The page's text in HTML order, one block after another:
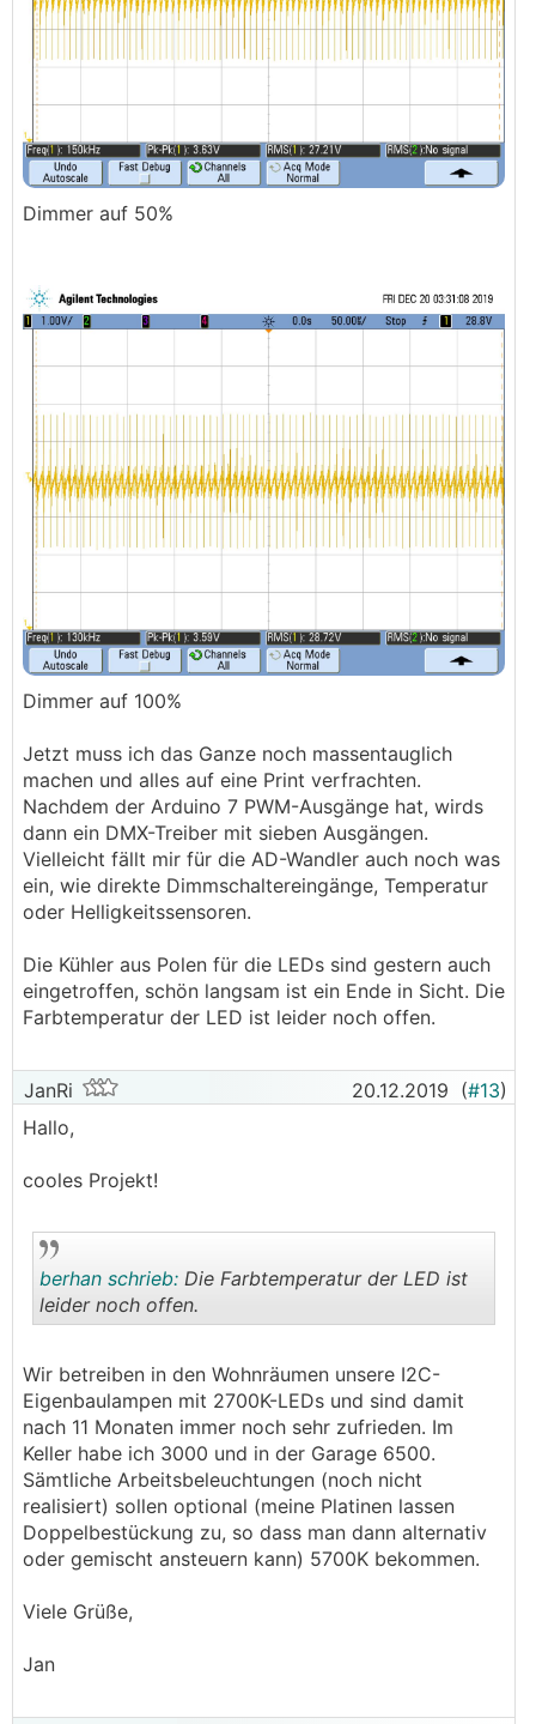
Dimmer auf 50%
Dimmer auf 100%
Jetzt muss ich das Ganze noch massentauglich
machen und alles auf eine Print verfrachten.
Nachdem der Arduino 7 PWM-Ausgänge hat, wirds
dann ein DMX-Treiber mit sieben Ausgängen.
Vielleicht fällt mir für die AD-Wandler auch noch was
ein, wie direkte Dimmschaltereingänge, Temperatur
oder Helligkeitssensoren.
Die Kühler aus Polen für die LEDs sind gestern auch
eingetroffen, schön langsam ist ein Ende in Sicht. Die
Farbtemperatur der LED ist leider noch offen.
JanRi 20.12.2019 (#13)
Hallo,
cooles Projekt!
..
berhan schrieb: Die Farbtemperatur der LED ist
leider noch offen.
Wir betreiben in den Wohnräumen unsere I2C-
Eigenbaulampen mit 2700K-LEDs und sind damit
nach 11 Monaten immer noch sehr zufrieden. Im
Keller habe ich 3000 und in der Garage 6500.
Sämtliche Arbeitsbeleuchtungen (noch nicht
realisiert) sollen optional (meine Platinen lassen
Doppelbestückung zu, so dass man dann alternativ
oder gemischt ansteuern kann) 5700K bekommen.
Viele Grüße,
Jan